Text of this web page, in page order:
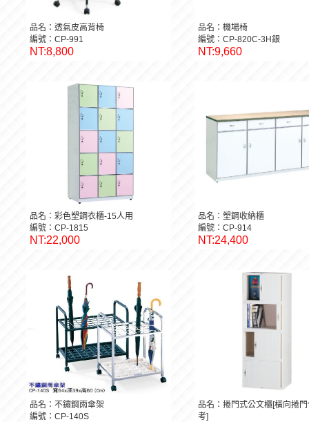
品名：透氣皮高背椅
編號：CP-991
NT:8,800
品名：機場椅
編號：CP-820C-3H銀
NT:9,660
品名：彩色塑鋼衣櫃-15人用
編號：CP-1815
NT:22,000
品名：塑鋼收納櫃
編號：CP-914
NT:24,400
品名：不鏽鋼雨傘架
編號：CP-140S
品名：捲門式公文櫃[橫向捲
考]